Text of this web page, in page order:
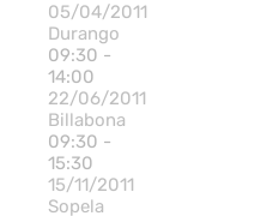
05/04/2011
Durango
09:30 -
14:00
22/06/2011
Billabona
09:30 -
15:30
15/11/2011
Sopela